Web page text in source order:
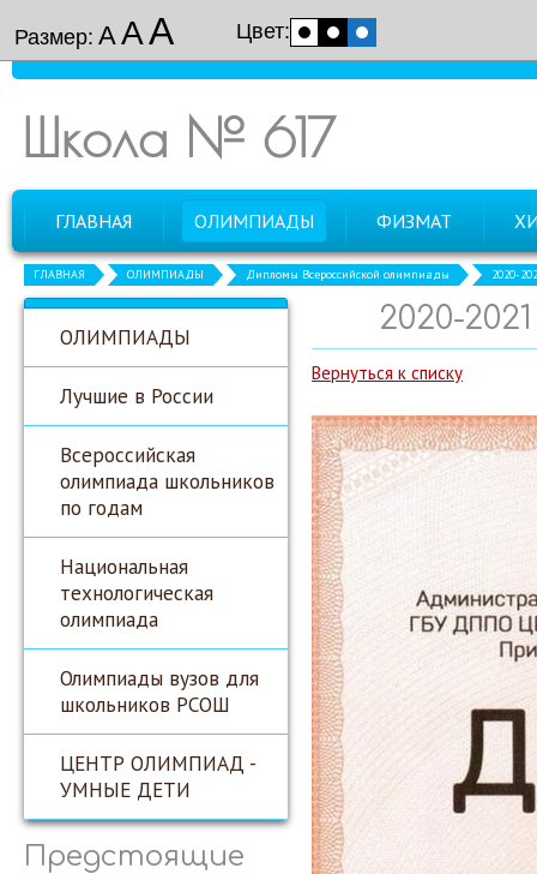
Размер: ААА Цвет:
Школа № 617
ГЛАВНАЯ ОЛИМПИАДЫ ФИЗМАТ
ГЛАВНАЯ ОЛИМПИАДЫ Дипломы Всероссийской олимпиады 2020-
ОЛИМПИАДЫ
Лучшие в России
Всероссийская
олимпиада школьников
по годам
Национальная
технологическая
олимпиада
Олимпиады вузов для
школьников РСОШ
ЦЕНТР ОЛИМПИАД -
УМНЫЕ ДЕТИ
Предстоящие
2020-
Вернуться к списку